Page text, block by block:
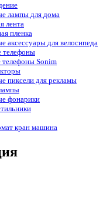
лампы для дома
лента
пленка
аксессуары для велосипеда
телефоны
Sonim
пиксели для рекламы
фонарики
кран машина